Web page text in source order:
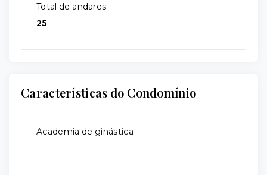
Total de andares:
25
Características do Condomínio
Academia de ginástica